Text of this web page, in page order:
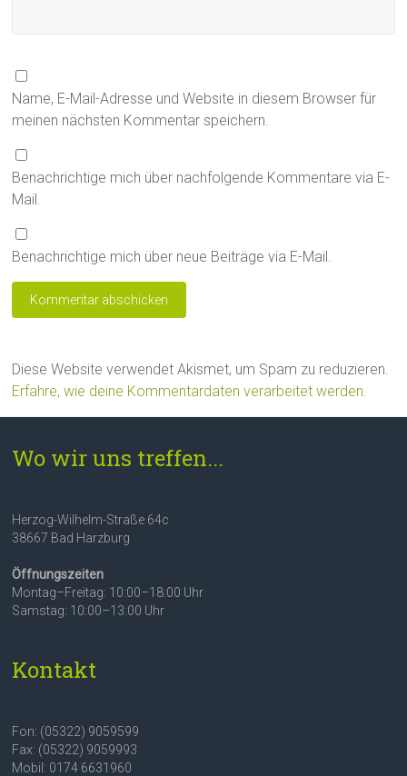
Name, E-Mail-Adresse und Website in diesem Browser für
meinen nächsten Kommentar speichern.
Benachrichtige mich über nachfolgende Kommentare via E-
Mail.
Benachrichtige mich über neue Beiträge via E-Mail.
Diese Website verwendet Akismet, um Spam zu reduzieren.
Erfahre, wie deine Kommentardaten verarbeitet werden.
Wo wir uns treffen...
Herzog-Wilhelm-Straße 64c
38667 Bad Harzburg
Öffnungszeiten
Montag–Freitag: 10:00–18:00 Uhr
Samstag: 10:00–13:00 Uhr
Kontakt
Fon: (05322) 9059599
Fax: (05322) 9059993
Mobil: 0174 6631960